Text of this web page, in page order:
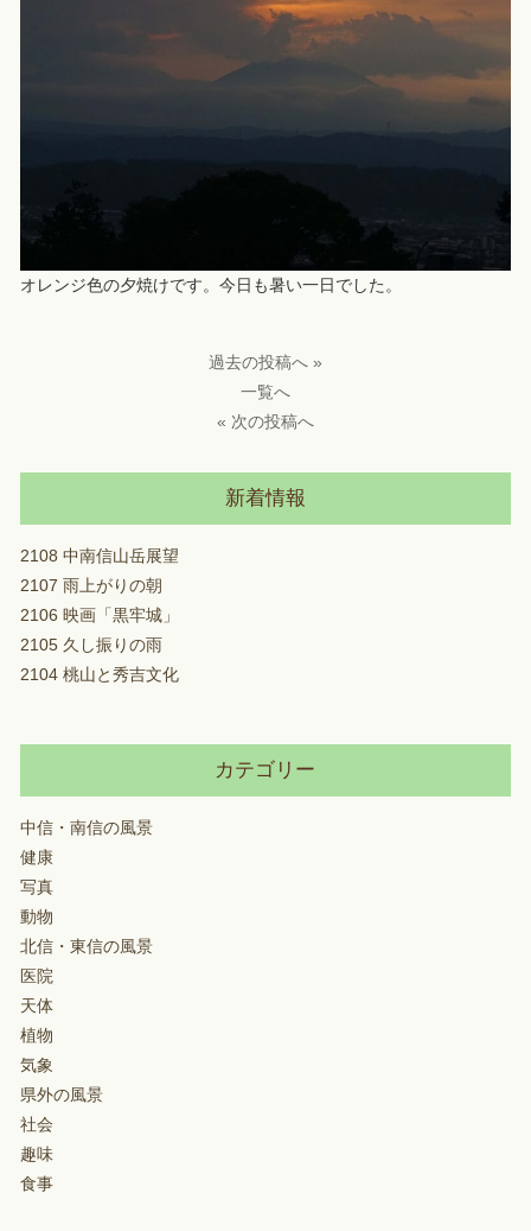
オレンジ色の夕焼けです。今日も暑い一日でした。
過去の投稿へ »
一覧へ
« 次の投稿へ
新着情報
2108 中南信山岳展望
2107 雨上がりの朝
2106 映画「黒牢城」
2105 久し振りの雨
2104 桃山と秀吉文化
カテゴリー
中信・南信の風景
健康
写真
動物
北信・東信の風景
医院
天体
植物
気象
県外の風景
社会
趣味
食事